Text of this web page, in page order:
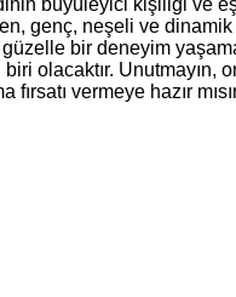
genç, neşeli ve dinamik
bir deneyim
olacaktır.
vermeye hazır